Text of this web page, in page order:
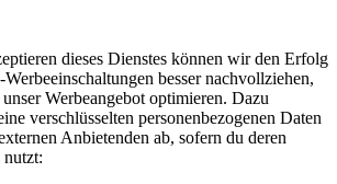
dieses Dienstes können wir den Erfolg
besser nachvollziehen,
Werbeangebot optimieren. Dazu
verschlüsselten personenbezogenen Daten
Anbietenden ab, sofern du deren
nutzt: